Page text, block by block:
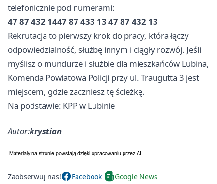
telefonicznie pod numerami:
47 87 432 1447 87 433 13 47 87 432 13
Rekrutacja to pierwszy krok do pracy, która łączy
odpowiedzialność, służbę innym i ciągły rozwój. Jeśli
myślisz o mundurze i służbie dla mieszkańców Lubina,
Komenda Powiatowa Policji przy ul. Traugutta 3 jest
miejscem, gdzie zaczniesz tę ścieżkę.
Na podstawie: KPP w Lubinie
Autor:krystian
Zaobserwuj nas! Facebook Google News